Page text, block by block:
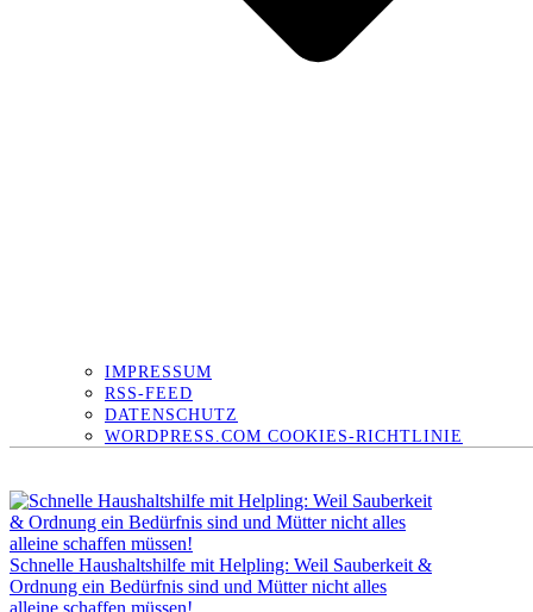
IMPRESSUM
RSS-FEED
DATENSCHUTZ
WORDPRESS.COM COOKIES-RICHTLINIE
Schnelle Haushaltshilfe mit Helpling: Weil Sauberkeit &
Ordnung ein Bedürfnis sind und Mütter nicht alles
alleine schaffen müssen!